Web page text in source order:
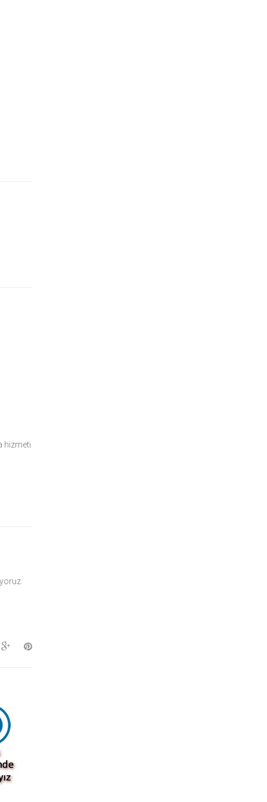
hizmeti